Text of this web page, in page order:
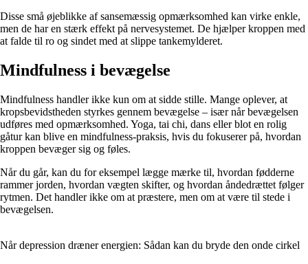
Disse små øjeblikke af sansemæssig opmærksomhed kan virke enkle,
men de har en stærk effekt på nervesystemet. De hjælper kroppen med
at falde til ro og sindet med at slippe tankemylderet.
Mindfulness i bevægelse
Mindfulness handler ikke kun om at sidde stille. Mange oplever, at
kropsbevidstheden styrkes gennem bevægelse – især når bevægelsen
udføres med opmærksomhed. Yoga, tai chi, dans eller blot en rolig
gåtur kan blive en mindfulness-praksis, hvis du fokuserer på, hvordan
kroppen bevæger sig og føles.
Når du går, kan du for eksempel lægge mærke til, hvordan fødderne
rammer jorden, hvordan vægten skifter, og hvordan åndedrættet følger
rytmen. Det handler ikke om at præstere, men om at være til stede i
bevægelsen.
Når depression dræner energien: Sådan kan du bryde den onde cirkel